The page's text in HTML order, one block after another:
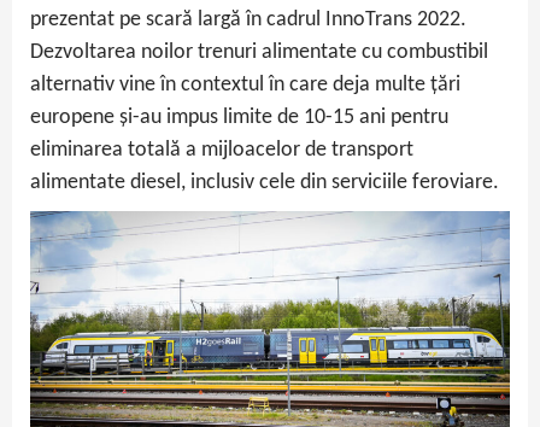
prezentat pe scară largă în cadrul InnoTrans 2022.
Dezvoltarea noilor trenuri alimentate cu combustibil
alternativ vine în contextul în care deja multe țări
europene și-au impus limite de 10-15 ani pentru
eliminarea totală a mijloacelor de transport
alimentate diesel, inclusiv cele din serviciile feroviare.